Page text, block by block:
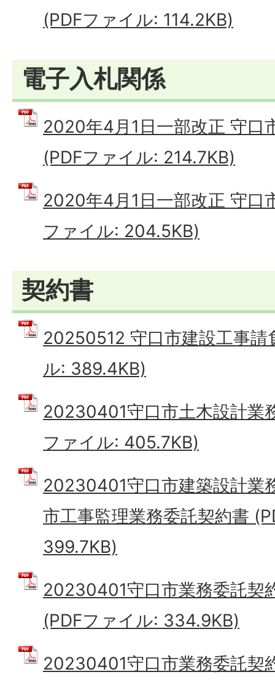
(PDFファイル: 114.2KB)
電子入札関係
2020年4月1日一部改正 守口
(PDFファイル: 214.7KB)
2020年4月1日一部改正 守口
ファイル: 204.5KB)
契約書
20250512 守口市建設工事請
ル: 389.4KB)
20230401守口市土木設計業
ファイル: 405.7KB)
20230401守口市建築設計業
市工事監理業務委託契約書
399.7KB)
20230401守口市業務委託契
(PDFファイル: 334.9KB)
20230401守口市業務委託契